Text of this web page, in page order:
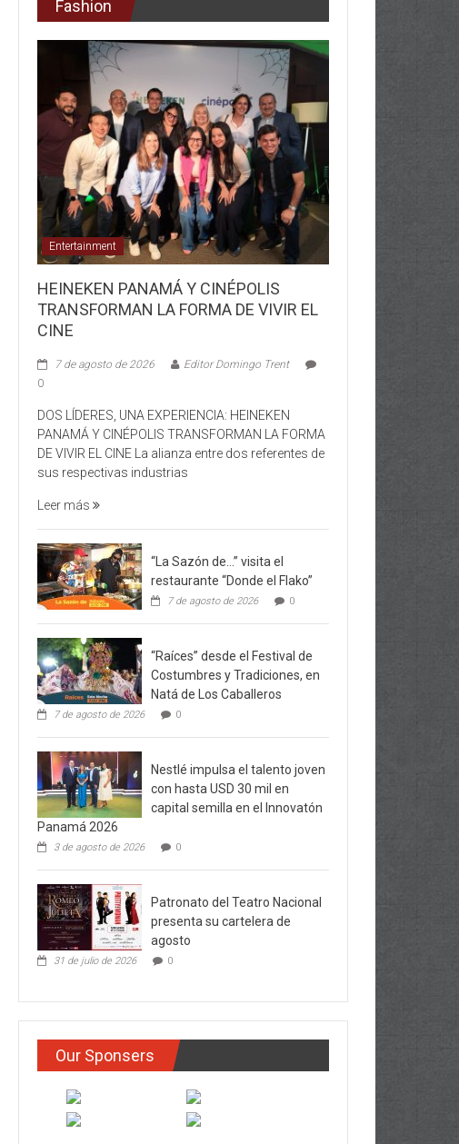
Fashion
Entertainment
HEINEKEN PANAMÁ Y CINÉPOLIS
TRANSFORMAN LA FORMA DE VIVIR EL
CINE
7 de agosto de 2026
Editor Domingo Trent
0
DOS LÍDERES, UNA EXPERIENCIA: HEINEKEN
PANAMÁ Y CINÉPOLIS TRANSFORMAN LA FORMA
DE VIVIR EL CINE La alianza entre dos referentes de
sus respectivas industrias
Leer más
“La Sazón de…” visita el
restaurante “Donde el Flako”
7 de agosto de 2026 0
“Raíces” desde el Festival de
Costumbres y Tradiciones, en
Natá de Los Caballeros
7 de agosto de 2026 0
Nestlé impulsa el talento joven
con hasta USD 30 mil en
capital semilla en el Innovatón
Panamá 2026
3 de agosto de 2026 0
Patronato del Teatro Nacional
presenta su cartelera de
agosto
31 de julio de 2026 0
Our Sponsers